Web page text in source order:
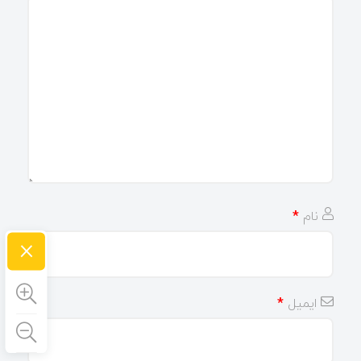
نام *
ایمیل *
×